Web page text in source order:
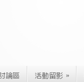
論區 活動留影 »